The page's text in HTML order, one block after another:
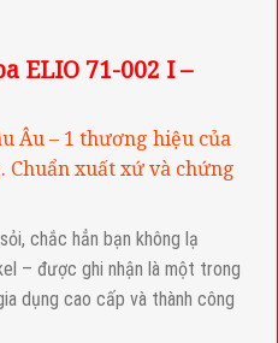
ELIO 71-002 I –
Âu – 1 thương hiệu của
Chuẩn xuất xứ và chứng
chắc hẳn bạn không lạ
– được ghi nhận là một trong
dụng cao cấp và thành công